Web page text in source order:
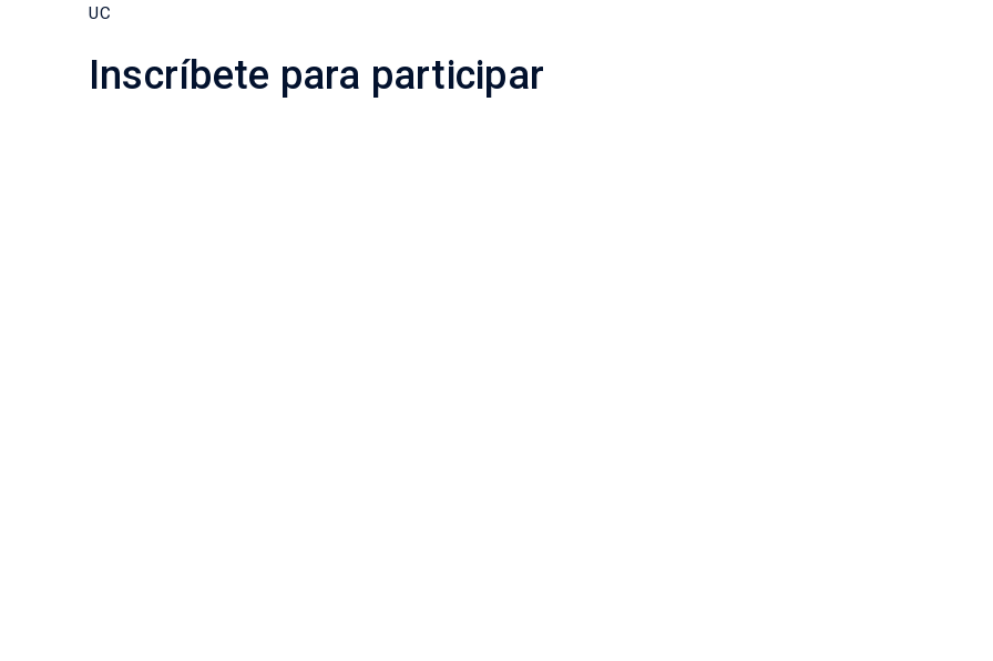
UC
Inscríbete para participar